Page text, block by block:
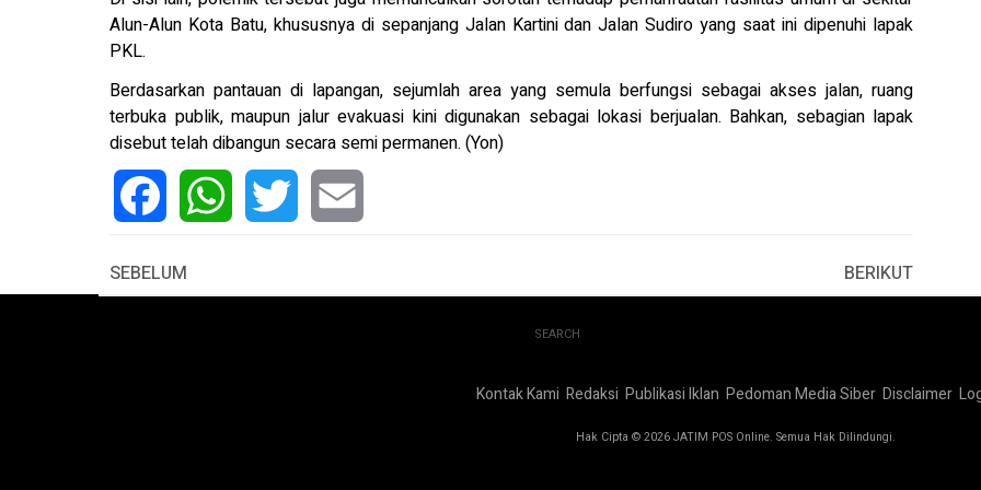
Alun-Alun Kota Batu, khususnya di sepanjang Jalan Kartini dan Jalan Sudiro yang saat ini dipenuhi lapak
PKL.
Berdasarkan pantauan di lapangan, sejumlah area yang semula berfungsi sebagai akses jalan, ruang
terbuka publik, maupun jalur evakuasi kini digunakan sebagai lokasi berjualan. Bahkan, sebagian lapak
disebut telah dibangun secara semi permanen. (Yon)
SEBELUM
BERIKUT
SEARCH
Kontak Kami Redaksi Publikasi Iklan Pedoman Media Siber Disclaimer
Hak Cipta © 2026 JATIM POS Online. Semua Hak Dilindungi.